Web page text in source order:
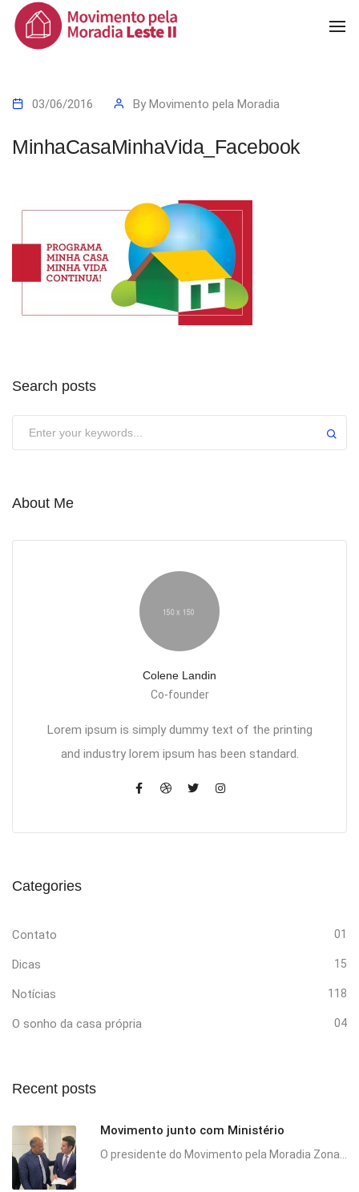
03/06/2016 By Movimento pela Moradia
MinhaCasaMinhaVida_Facebook
Search posts
About Me
Colene Landin
Co-founder
Lorem ipsum is simply dummy text of the printing
and industry lorem ipsum has been standard.
Categories
Contato 01
Dicas 15
Notícias 118
O sonho da casa própria 04
Recent posts
Movimento junto com Ministério
O presidente do Movimento pela Moradia Zona...